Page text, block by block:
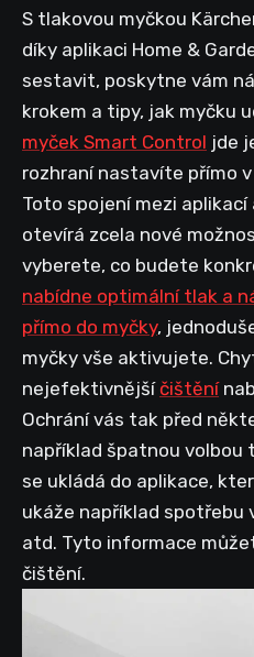
S tlakovou myčkou
díky aplikaci Home &
sestavit, poskytne vám
krokem a tipy, jak myčku
myček Smart Control jde
rozhraní nastavíte přímo
Toto spojení mezi
otevírá zcela nové
vyberete, co budete
nabídne optimální tlak a
přímo do myčky,
myčky vše aktivujete.
nejefektivnějšíčištění
Ochrání vás tak před
například špatnou volbou
se ukládá do aplikace,
ukáže například spotřebu
atd. Tyto informace
čištění.